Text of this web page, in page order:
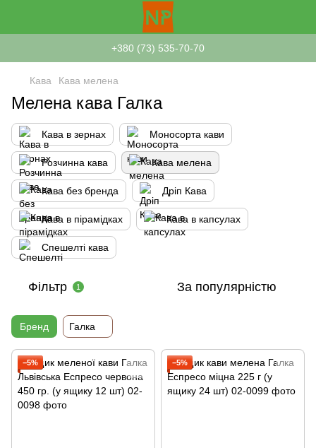
+380 (73) 535-70-70
Кава Кава мелена
Мелена кава Галка
Кава в зернах Моносорта кави
Розчинна кава Кава мелена
Кава без бренда Дріп Кава
Кава в пірамідках Кава в капсулах
Спешелті кава
Фільтр 1 За популярністю
Бренд Галка
−5% −5%